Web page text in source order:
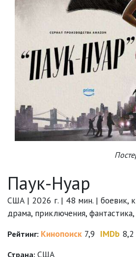
Паук-Нуар
США | 2026 г. | 48 мин. | боевик,
драма, приключения,
Рейтинг: Кинопоиск 7,9 IMDb 8,2
Страна: США